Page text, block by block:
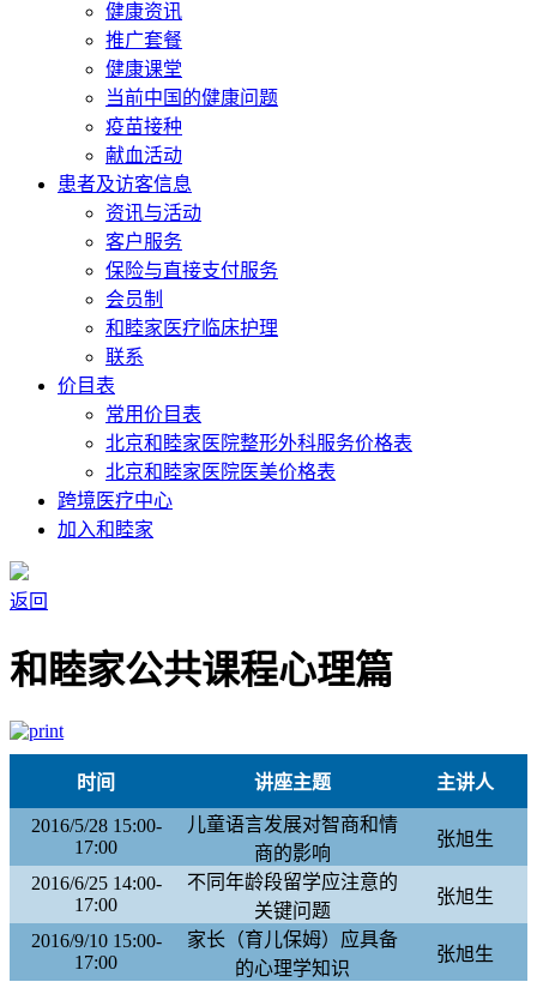
健康资讯
推广套餐
健康课堂
当前中国的健康问题
疫苗接种
献血活动
患者及访客信息
资讯与活动
客户服务
保险与直接支付服务
会员制
和睦家医疗临床护理
联系
价目表
常用价目表
北京和睦家医院整形外科服务价格表
北京和睦家医院医美价格表
跨境医疗中心
加入和睦家
返回
和睦家公共课程心理篇
时间 讲座主题 主讲人
2016/5/28 15:00-
17:00
儿童语言发展对智商和情
商的影响
张旭生
2016/6/25 14:00-
17:00
不同年龄段留学应注意的
关键问题
张旭生
2016/9/10 15:00-
17:00
家长（育儿保姆）应具备
的心理学知识
张旭生